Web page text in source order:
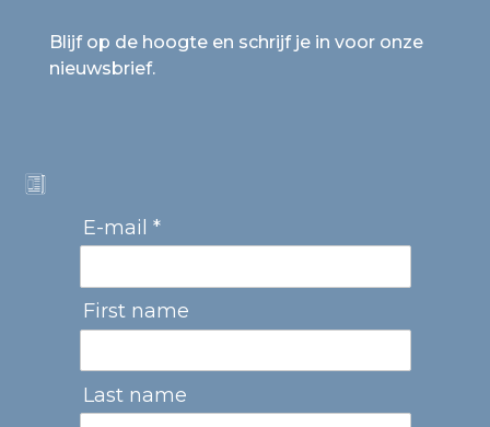
Blijf op de hoogte en schrijf je in voor onze
nieuwsbrief.
E-mail *
First name
Last name